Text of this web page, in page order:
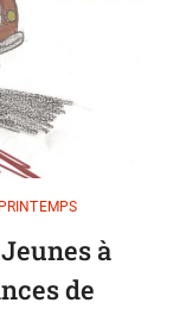
PRINTEMPS
à
de